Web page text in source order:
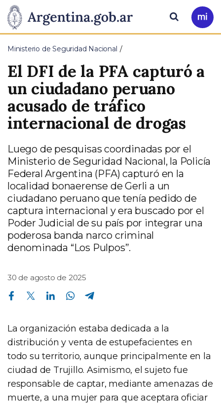
Presidencia
de
la
Nación
Pasar al contenido principal
Ir
a
Buscar
Ministerio de Seguridad Nacional
El DFI de la PFA capturó a
un ciudadano peruano
acusado de tráfico
internacional de drogas
Luego de pesquisas coordinadas por el
Ministerio de Seguridad Nacional, la Policía
Federal Argentina (PFA) capturó en la
localidad bonaerense de Gerli a un
ciudadano peruano que tenía pedido de
captura internacional y era buscado por el
Poder Judicial de su país por integrar una
poderosa banda narco criminal
denominada “Los Pulpos”.
30 de agosto de 2025
Compartir en Facebook Compartir en Twitter Compartir en Linkedin Compartir en Whatsapp
La organización estaba dedicada a la
distribución y venta de estupefacientes en
todo su territorio, aunque principalmente en la
ciudad de Trujillo. Asimismo, el sujeto fue
responsable de captar, mediante amenazas de
muerte, a una mujer para que aceptara oficiar